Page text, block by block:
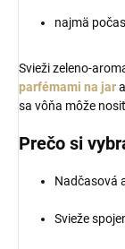
najmä
Svieži zeleno-
parfémami na jara
sa vôňa môže
Prečo si
Nadčasová
Svieže